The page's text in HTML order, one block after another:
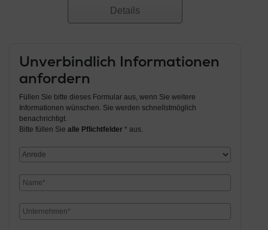
Details
Unverbindlich Informationen
anfordern
Füllen Sie bitte dieses Formular aus, wenn Sie weitere
Informationen wünschen. Sie werden schnellstmöglich
benachrichtigt.
Bitte füllen Sie alle Pflichtfelder * aus.